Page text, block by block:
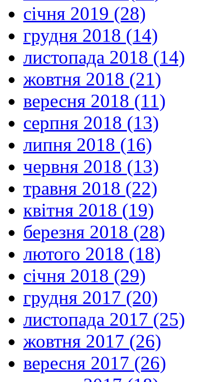
січня 2019 (28)
грудня 2018 (14)
листопада 2018 (14)
жовтня 2018 (21)
вересня 2018 (11)
серпня 2018 (13)
липня 2018 (16)
червня 2018 (13)
травня 2018 (22)
квітня 2018 (19)
березня 2018 (28)
лютого 2018 (18)
січня 2018 (29)
грудня 2017 (20)
листопада 2017 (25)
жовтня 2017 (26)
вересня 2017 (26)